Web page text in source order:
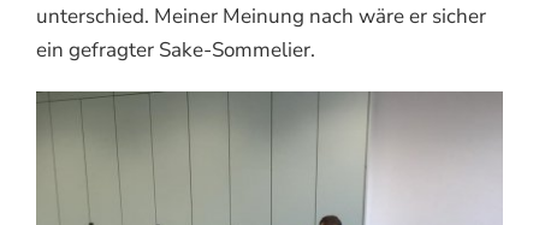
unterschied. Meiner Meinung nach wäre er sicher
ein gefragter Sake-Sommelier.